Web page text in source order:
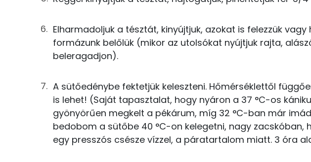
1g útifűmaghéj
0g só
6g olívaolaj
38gvíz
4glenmag
Szelén
B6 vitamin:
Fehérje
Zsír
Összesen
Telített zsírsav
Elharmadoljuk a tésztát, kinyújtjuk, azokat is felezzük
formázunk belőlük (mikor az utolsókat nyújtjuk rajta,
beleragadjon).
A sütőedénybe fektetjük keleszteni. Hőmérséklettől
is lehet! (Saját tapasztalat, hogy nyáron a 37 °C-os
gyönyörűen megkelt a pékárum, míg 32 °C-ban már
bedobom a sütőbe 40 °C-on kelegetni, nagy zacskóban,
egy presszós csésze vízzel, a páratartalom miatt. 3 óra